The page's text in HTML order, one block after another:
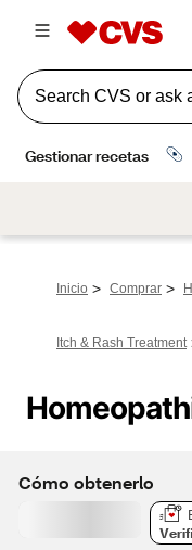
Inicio > Comprar >
Itch & Rash Treatment
Cómo obtenerlo